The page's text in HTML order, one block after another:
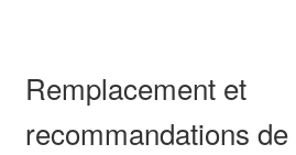
Remplacement et
recommandations